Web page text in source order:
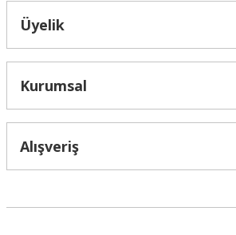
Üyelik
Kurumsal
Alışveriş